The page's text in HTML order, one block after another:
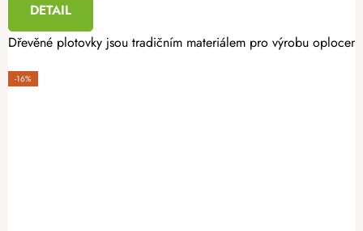
DETAIL
Dřevěné plotovky jsou tradičním materiálem pro výrobu
-16%